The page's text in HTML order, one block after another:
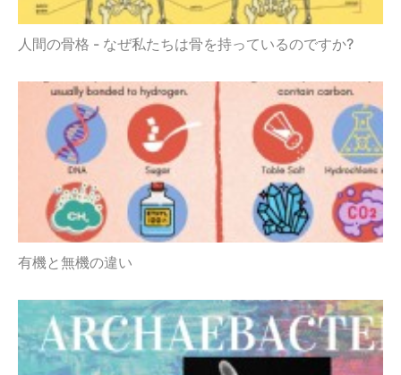
人間の骨格 - なぜ私たちは骨を持っているのですか?
有機と無機の違い